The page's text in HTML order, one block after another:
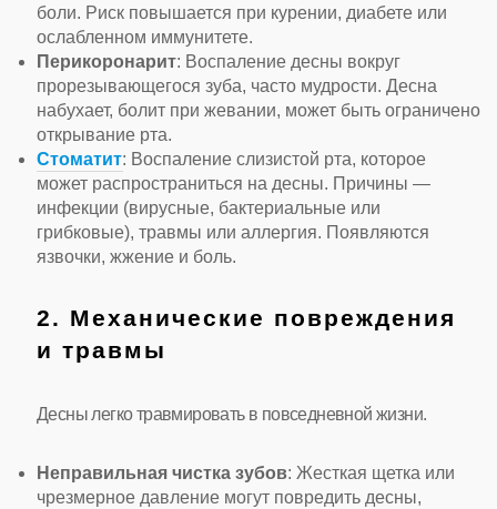
боли. Риск повышается при курении, диабете или
ослабленном иммунитете.
Перикоронарит: Воспаление десны вокруг
прорезывающегося зуба, часто мудрости. Десна
набухает, болит при жевании, может быть ограничено
открывание рта.
Стоматит: Воспаление слизистой рта, которое
может распространиться на десны. Причины —
инфекции (вирусные, бактериальные или
грибковые), травмы или аллергия. Появляются
язвочки, жжение и боль.
2. Механические повреждения
и травмы
Десны легко травмировать в повседневной жизни.
Неправильная чистка зубов: Жесткая щетка или
чрезмерное давление могут повредить десны,